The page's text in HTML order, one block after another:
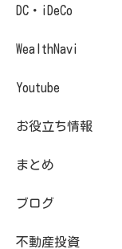
DC・iDeCo
WealthNavi
Youtube
お役立ち情報
まとめ
ブログ
不動産投資